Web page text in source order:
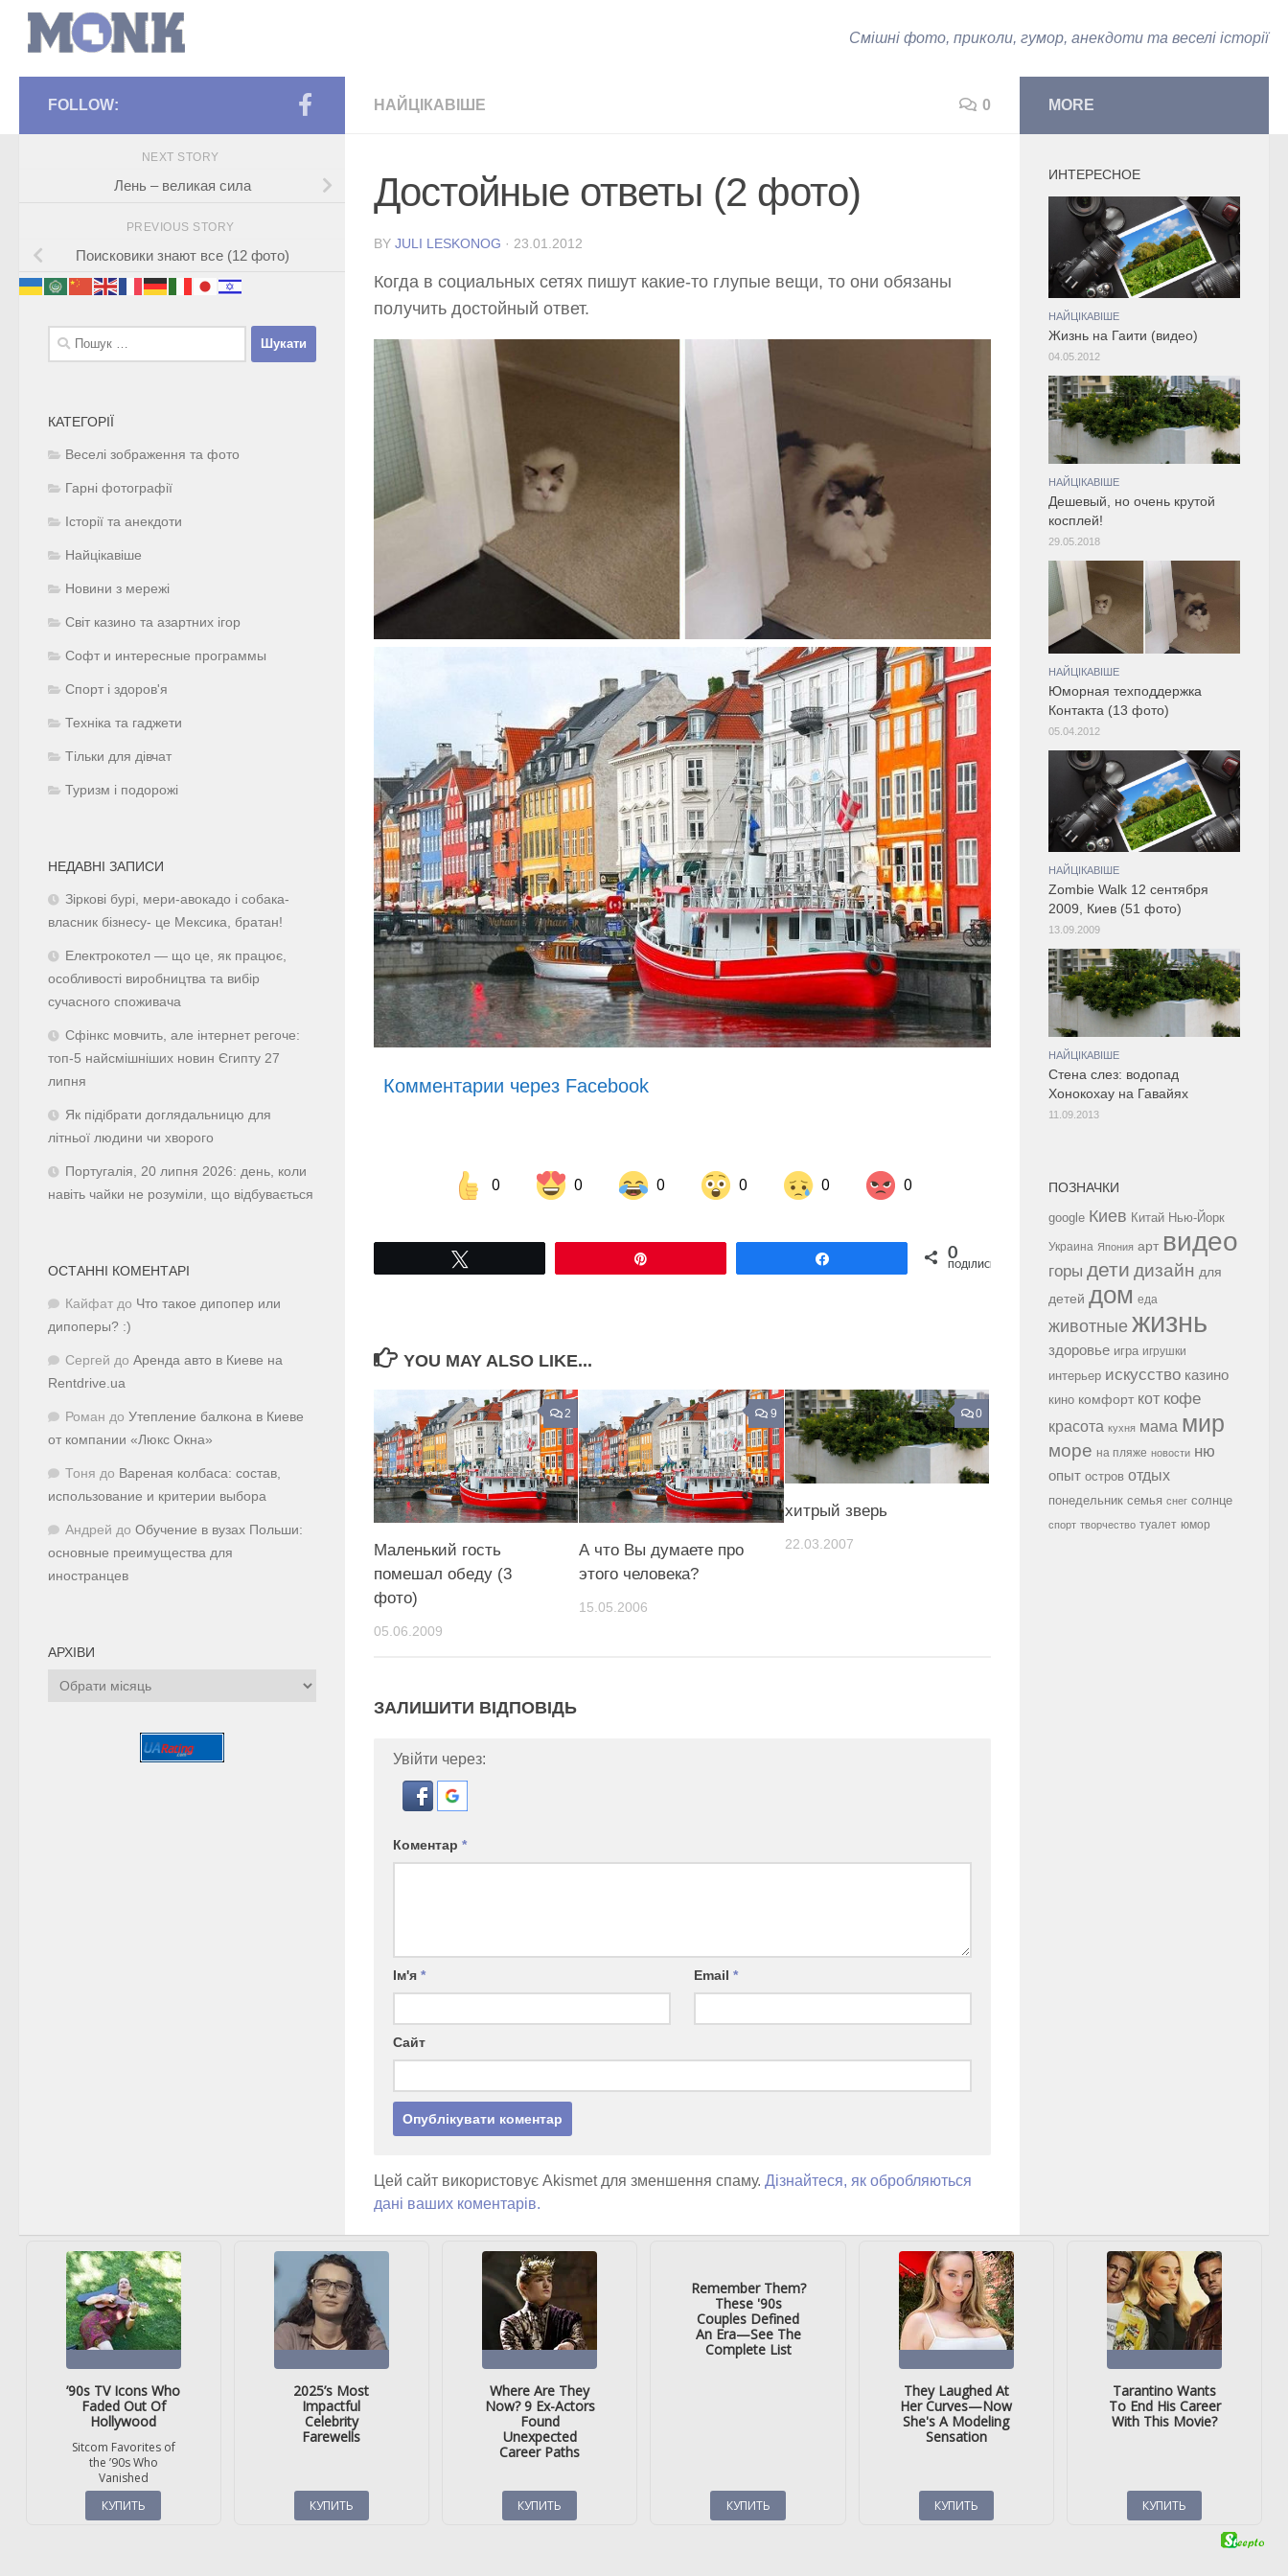
Смішні фото, приколи, гумор, анекдоти та веселі історії
НАЙЦІКАВІШЕ 0
Достойные ответы (2 фото)
BY JULI LESKONOG · 23.01.2012
Когда в социальных сетях пишут какие-то глупые вещи, то они обязаны
получить достойный ответ.
Комментарии через Facebook
0 0 0 0 0 0
Share on Facebook Share on LinkedIn Share on Twitter 0
ПОДІЛИСЬ
YOU MAY ALSO LIKE...
2
Маленький гость
помешал обеду (3
фото)
05.06.2009
9
А что Вы думаете про
этого человека?
15.05.2006
0
хитрый зверь
22.03.2007
ЗАЛИШИТИ ВІДПОВІДЬ
Увійти через:
Коментар *
Ім'я * Email*
Сайт
Цей сайт використовує Akismet для зменшення спаму. Дізнайтеся, як обробляються
дані ваших коментарів.
FOLLOW:
NEXT STORY
Лень – великая сила
PREVIOUS STORY
Поисковики знают все (12 фото)
Пошук:
КАТЕГОРІЇ
Веселі зображення та фото
Гарні фотографії
Історії та анекдоти
Найцікавіше
Новини з мережі
Світ казино та азартних ігор
Софт и интересные программы
Спорт і здоров'я
Техніка та гаджети
Тільки для дівчат
Туризм і подорожі
НЕДАВНІ ЗАПИСИ
Зіркові бурі, мери-авокадо і собака-
власник бізнесу- це Мексика, братан!
Електрокотел — що це, як працює,
особливості виробництва та вибір
сучасного споживача
Сфінкс мовчить, але інтернет регоче:
топ-5 найсмішніших новин Єгипту 27
липня
Як підібрати доглядальницю для
літньої людини чи хворого
Португалія, 20 липня 2026: день, коли
навіть чайки не розуміли, що відбувається
ОСТАННІ КОМЕНТАРІ
Кайфат до Что такое дипопер или
дипоперы? :)
Сергей до Аренда авто в Киеве на
Rentdrive.ua
Роман до Утепление балкона в Киеве
от компании «Люкс Окна»
Тоня до Вареная колбаса: состав,
использование и критерии выбора
Андрей до Обучение в вузах Польши:
основные преимущества для
иностранцев
АРХІВИ
Архіви
MORE
ИНТЕРЕСНОЕ
НАЙЦІКАВІШЕ
Жизнь на Гаити (видео)
04.05.2012
НАЙЦІКАВІШЕ
Дешевый, но очень крутой
косплей!
29.05.2018
НАЙЦІКАВІШЕ
Юморная техподдержка
Контакта (13 фото)
05.04.2012
НАЙЦІКАВІШЕ
Zombie Walk 12 сентября
2009, Киев (51 фото)
13.09.2009
НАЙЦІКАВІШЕ
Стена слез: водопад
Хонокохау на Гавайях
11.09.2013
ПОЗНАЧКИ
google Киев Китай Нью-Йорк
Украина Япония арт видео
горы дети дизайн для
детей дом еда
животные жизнь
здоровье игра игрушки
интерьер искусство казино
кино комфорт кот кофе
красота кухня мама мир
море на пляже новости ню
опыт остров отдых
понедельник семья снег солнце
спорт творчество туалет юмор